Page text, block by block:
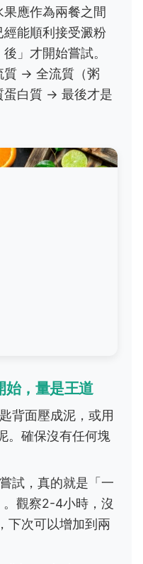
應作為兩餐之間
能順利接受澱粉
」才開始嘗試。
質 → 全流質（粥
白質 → 最後才是
始，量是王道
背面壓成泥，或用
。確保沒有任何塊
試，真的就是「一
觀察2-4小時，沒
下次可以增加到兩